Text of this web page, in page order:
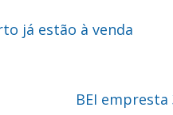
já estão à venda
BEI